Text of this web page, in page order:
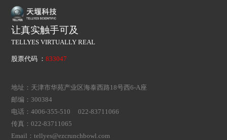
让真实触手可及
TELLYES VIRTUALLY REAL
股票代码 ：833047
地址：天津市华苑产业区海泰西路18号西6-A座
邮编：300384
电话：4006-355-510 022-83711066
传真：022-83711065
Email：tellyes@ezcrunchbowl.com